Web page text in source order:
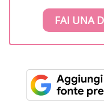
FAI UNA